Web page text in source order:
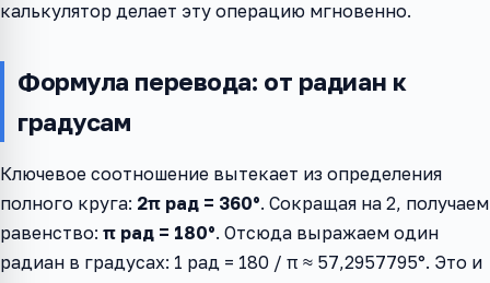
калькулятор делает эту операцию мгновенно.
Формула перевода: от радиан к
градусам
Ключевое соотношение вытекает из определения
полного круга: 2π рад = 360°. Сокращая на 2, получаем
равенство: π рад = 180°. Отсюда выражаем один
радиан в градусах: 1 рад = 180 / π ≈ 57,2957795°. Это и